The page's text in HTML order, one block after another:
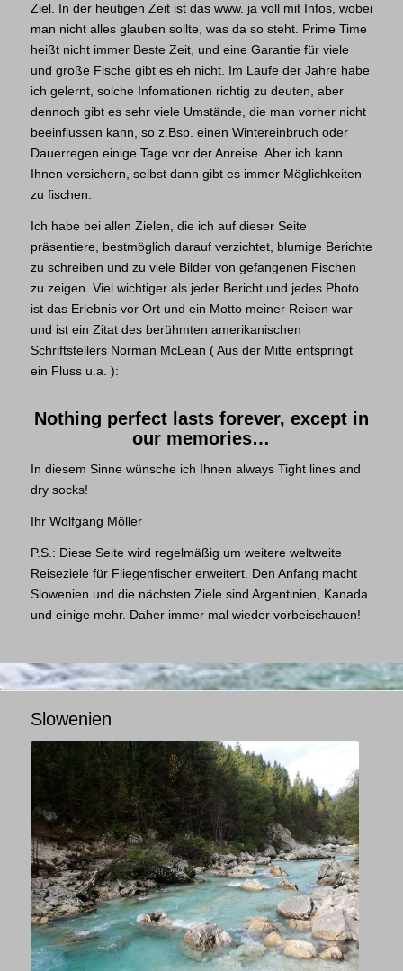
Ziel. In der heutigen Zeit ist das www. ja voll mit Infos, wobei
man nicht alles glauben sollte, was da so steht. Prime Time
heißt nicht immer Beste Zeit, und eine Garantie für viele
und große Fische gibt es eh nicht. Im Laufe der Jahre habe
ich gelernt, solche Infomationen richtig zu deuten, aber
dennoch gibt es sehr viele Umstände, die man vorher nicht
beeinflussen kann, so z.Bsp. einen Wintereinbruch oder
Dauerregen einige Tage vor der Anreise. Aber ich kann
Ihnen versichern, selbst dann gibt es immer Möglichkeiten
zu fischen.
Ich habe bei allen Zielen, die ich auf dieser Seite
präsentiere, bestmöglich darauf verzichtet, blumige Berichte
zu schreiben und zu viele Bilder von gefangenen Fischen
zu zeigen. Viel wichtiger als jeder Bericht und jedes Photo
ist das Erlebnis vor Ort und ein Motto meiner Reisen war
und ist ein Zitat des berühmten amerikanischen
Schriftstellers Norman McLean ( Aus der Mitte entspringt
ein Fluss u.a. ):
Nothing perfect lasts forever, except in
our memories…
In diesem Sinne wünsche ich Ihnen always Tight lines and
dry socks!
Ihr Wolfgang Möller
P.S.: Diese Seite wird regelmäßig um weitere weltweite
Reiseziele für Fliegenfischer erweitert. Den Anfang macht
Slowenien und die nächsten Ziele sind Argentinien, Kanada
und einige mehr. Daher immer mal wieder vorbeischauen!
Slowenien